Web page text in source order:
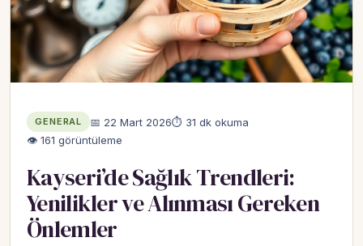
GENERAL 📅 22 Mart 2026⏱ 31 dk okuma
👁 161 görüntüleme
Kayseri’de Sağlık Trendleri:
Yenilikler ve Alınması Gereken
Önlemler